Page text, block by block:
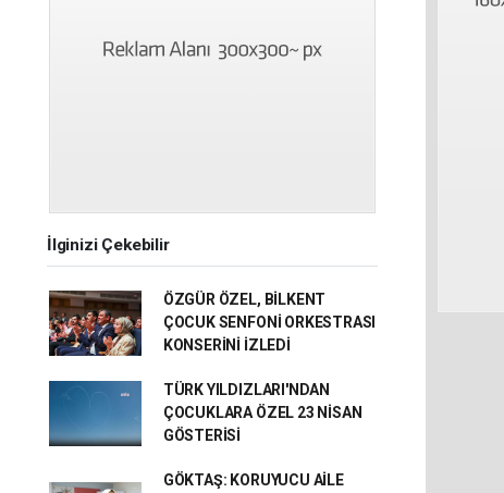
İlginizi Çekebilir
ÖZGÜR ÖZEL, BİLKENT
ÇOCUK SENFONİ ORKESTRASI
KONSERİNİ İZLEDİ
TÜRK YILDIZLARI'NDAN
ÇOCUKLARA ÖZEL 23 NİSAN
GÖSTERİSİ
GÖKTAŞ: KORUYUCU AİLE